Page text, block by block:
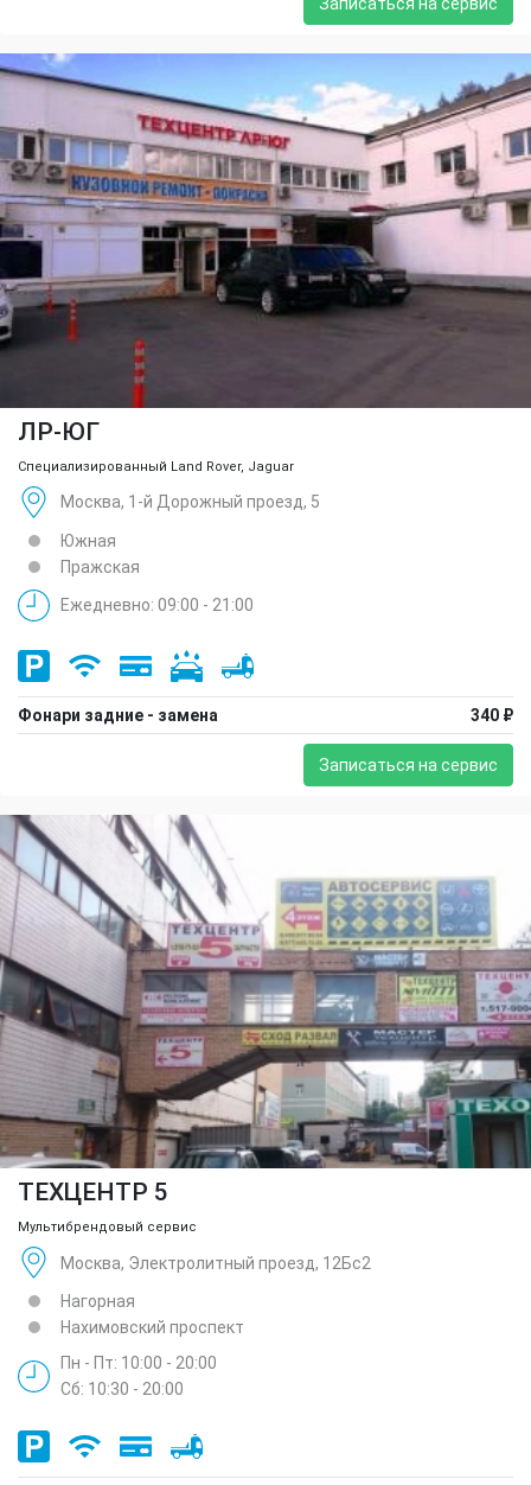
ЛР-ЮГ
Специализированный Land Rover, Jaguar
Москва, 1-й Дорожный проезд, 5
Южная
Пражская
Ежедневно: 09:00 - 21:00
Фонари задние - замена 340 ₽
Записаться на сервис
ТЕХЦЕНТР 5
Мультибрендовый сервис
Москва, Электролитный проезд, 12Бс2
Нагорная
Нахимовский проспект
Пн - Пт: 10:00 - 20:00
Сб: 10:30 - 20:00